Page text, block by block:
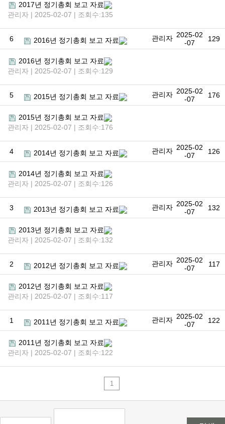
2017년 정기총회 보고 자료
관리자 | 2025-02-07 | 조회수:135
6 2016년 정기총회 보고 자료 관리자 2025-02
-07
129
2016년 정기총회 보고 자료
관리자 | 2025-02-07 | 조회수:129
5 2015년 정기총회 보고 자료 관리자 2025-02
-07
176
2015년 정기총회 보고 자료
관리자 | 2025-02-07 | 조회수:176
4 2014년 정기총회 보고 자료 관리자 2025-02
-07
126
2014년 정기총회 보고 자료
관리자 | 2025-02-07 | 조회수:126
3 2013년 정기총회 보고 자료 관리자 2025-02
-07
132
2013년 정기총회 보고 자료
관리자 | 2025-02-07 | 조회수:132
2 2012년 정기총회 보고 자료 관리자 2025-02
-07
117
2012년 정기총회 보고 자료
관리자 | 2025-02-07 | 조회수:117
1 2011년 정기총회 보고 자료 관리자 2025-02
-07
122
2011년 정기총회 보고 자료
관리자 | 2025-02-07 | 조회수:122
1